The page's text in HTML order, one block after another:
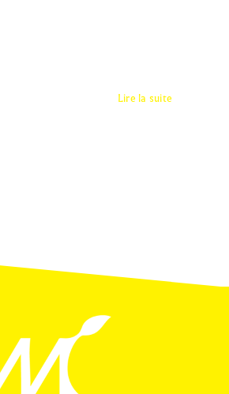
Lire la suite